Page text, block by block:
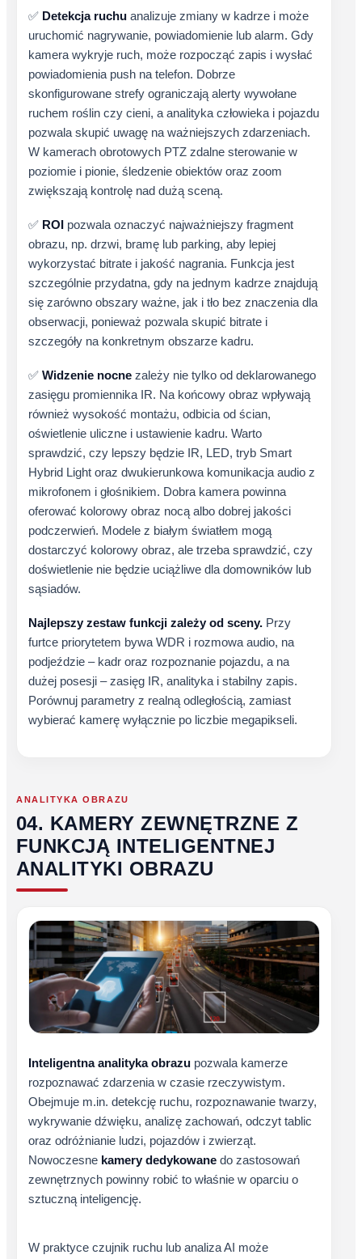
✅ Detekcja ruchu analizuje zmiany w kadrze i może
uruchomić nagrywanie, powiadomienie lub alarm. Gdy
kamera wykryje ruch, może rozpocząć zapis i wysłać
powiadomienia push na telefon. Dobrze
skonfigurowane strefy ograniczają alerty wywołane
ruchem roślin czy cieni, a analityka człowieka i pojazdu
pozwala skupić uwagę na ważniejszych zdarzeniach.
W kamerach obrotowych PTZ zdalne sterowanie w
poziomie i pionie, śledzenie obiektów oraz zoom
zwiększają kontrolę nad dużą sceną.
✅ ROI pozwala oznaczyć najważniejszy fragment
obrazu, np. drzwi, bramę lub parking, aby lepiej
wykorzystać bitrate i jakość nagrania. Funkcja jest
szczególnie przydatna, gdy na jednym kadrze znajdują
się zarówno obszary ważne, jak i tło bez znaczenia dla
obserwacji, ponieważ pozwala skupić bitrate i
szczegóły na konkretnym obszarze kadru.
✅ Widzenie nocne zależy nie tylko od deklarowanego
zasięgu promiennika IR. Na końcowy obraz wpływają
również wysokość montażu, odbicia od ścian,
oświetlenie uliczne i ustawienie kadru. Warto
sprawdzić, czy lepszy będzie IR, LED, tryb Smart
Hybrid Light oraz dwukierunkowa komunikacja audio z
mikrofonem i głośnikiem. Dobra kamera powinna
oferować kolorowy obraz nocą albo dobrej jakości
podczerwień. Modele z białym światłem mogą
dostarczyć kolorowy obraz, ale trzeba sprawdzić, czy
doświetlenie nie będzie uciążliwe dla domowników lub
sąsiadów.
Najlepszy zestaw funkcji zależy od sceny. Przy
furtce priorytetem bywa WDR i rozmowa audio, na
podjeździe – kadr oraz rozpoznanie pojazdu, a na
dużej posesji – zasięg IR, analityka i stabilny zapis.
Porównuj parametry z realną odległością, zamiast
wybierać kamerę wyłącznie po liczbie megapikseli.
ANALITYKA OBRAZU
04. KAMERY ZEWNĘTRZNE Z
FUNKCJĄ INTELIGENTNEJ
ANALITYKI OBRAZU
Inteligentna analityka obrazu pozwala kamerze
rozpoznawać zdarzenia w czasie rzeczywistym.
Obejmuje m.in. detekcję ruchu, rozpoznawanie twarzy,
wykrywanie dźwięku, analizę zachowań, odczyt tablic
oraz odróżnianie ludzi, pojazdów i zwierząt.
Nowoczesne kamery dedykowane do zastosowań
zewnętrznych powinny robić to właśnie w oparciu o
sztuczną inteligencję.
W praktyce czujnik ruchu lub analiza AI może